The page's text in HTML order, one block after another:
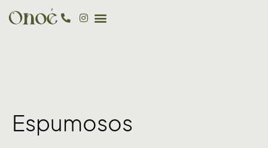
Espumosos